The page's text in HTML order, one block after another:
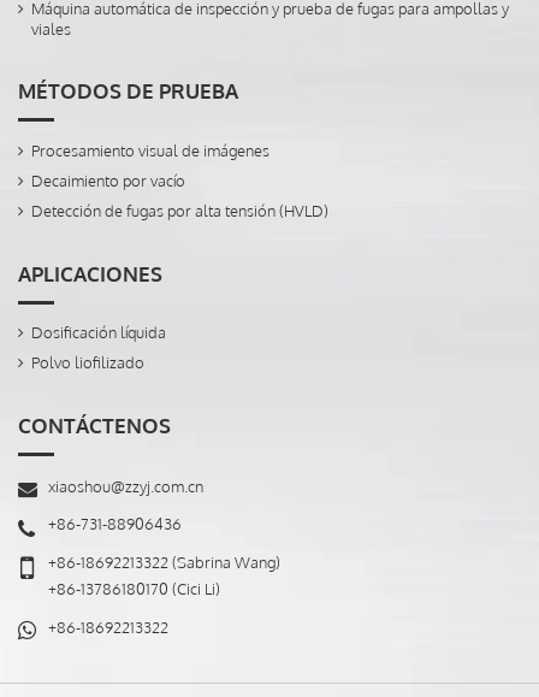
Máquina automática de inspección y prueba de fugas para ampollas y
viales
MÉTODOS DE PRUEBA
Procesamiento visual de imágenes
Decaimiento por vacío
Detección de fugas por alta tensión (HVLD)
APLICACIONES
Dosificación líquida
Polvo liofilizado
CONTÁCTENOS
xiaoshou@zzyj.com.cn
+86-731-88906436
+86-18692213322 (Sabrina Wang)
+86-13786180170 (Cici Li)
+86-18692213322